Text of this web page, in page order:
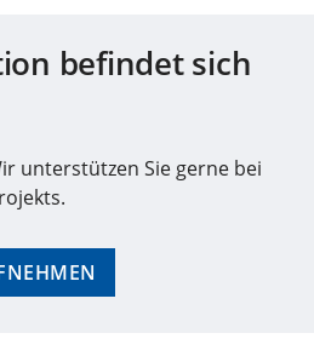
befindet sich
unterstützen Sie gerne bei